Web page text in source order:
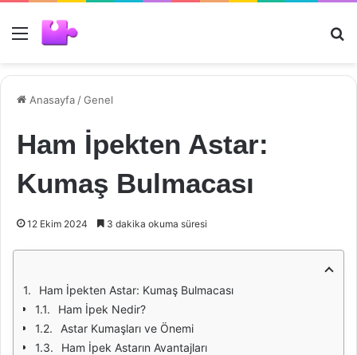
Menü
Anasayfa /Genel
Ham İpekten Astar:
Kumaş Bulmacası
12 Ekim 2024 3 dakika okuma süresi
Ham İpekten Astar: Kumaş Bulmacası
Ham İpek Nedir?
Astar Kumaşları ve Önemi
Ham İpek Astarın Avantajları